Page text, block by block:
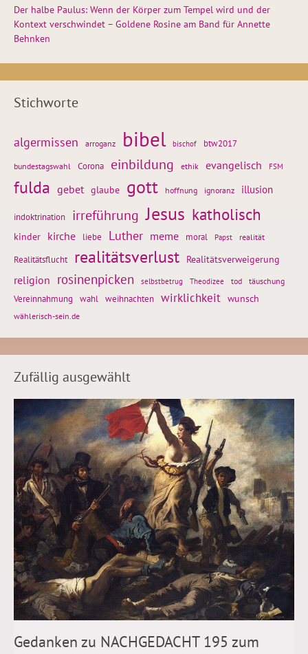
Der halbe Paulus: Wenn der Körper zum Tempel wird und der
Kontext verschwindet – Goldene Rosine am Band für Annette
Behnken
Stichworte
algermissen arroganz bibel bischof btw2017
bundestagswahl Corona einbildung ethik evangelisch FSM
fulda gebet glaube gott hoffnung ignoranz illusion
indoktrination irreführung Jesus katholisch
kinder kirche liebe Luther meme moral Papst realität
Realitätsflucht realitätsverlust Realitätsverweigerung
religion rosinenpicken selbstbetrug Theodizee tod täuschung
Vereinnahmung wahl weihnachten wirklichkeit wunsch
wählerisch-sein.de
Zufällig ausgewählt
Gedanken zu NACHGEDACHT 195 zum